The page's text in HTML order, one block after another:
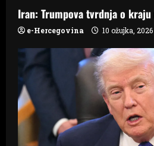
n
Iran: Trumpova tvrdnja o kraju
e-Hercegovina 10 ožujka, 2026